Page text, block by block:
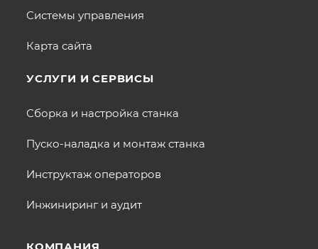
Системы управления
Карта сайта
УСЛУГИ И СЕРВИСЫ
Сборка и настройка станка
Пуско-наладка и монтаж станка
Инструктаж операторов
Инжиниринг и аудит